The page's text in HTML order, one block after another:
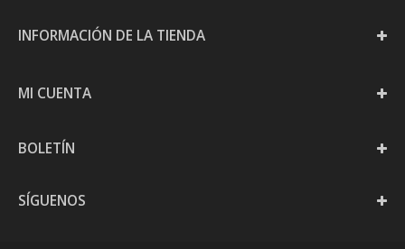
INFORMACIÓN DE LA TIENDA
MI CUENTA
BOLETÍN
SÍGUENOS